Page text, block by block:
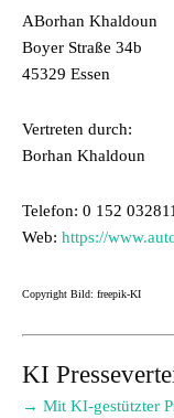
ABorhan Khaldoun
Boyer Straße 34b
45329 Essen
Vertreten durch:
Borhan Khaldoun
Telefon: 0 152
Web: https://
Copyright Bild: freepik-KI
KI
→ Mit KI-gestützter